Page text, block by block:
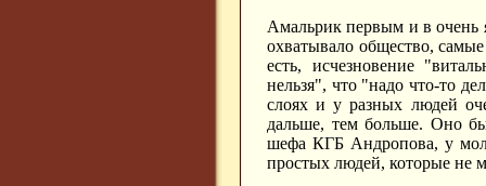
Амальрик первым и в очень
охватывало общество,
есть, исчезновение
нельзя", что "надо что-то
слоях и у разных людей
дальше, тем больше. Оно
шефа КГБ Андропова, у
простых людей, которые не